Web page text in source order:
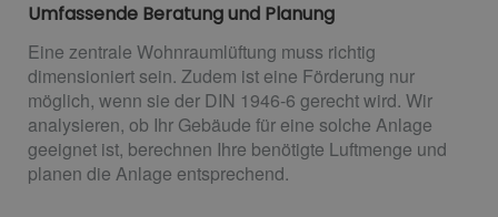
Umfassende Beratung und Planung
Eine zentrale Wohnraumlüftung muss richtig
dimensioniert sein. Zudem ist eine Förderung nur
möglich, wenn sie der DIN 1946-6 gerecht wird. Wir
analysieren, ob Ihr Gebäude für eine solche Anlage
geeignet ist, berechnen Ihre benötigte Luftmenge und
planen die Anlage entsprechend.